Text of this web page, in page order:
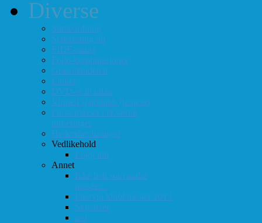
Diverse
Støtteordning
Sjakkrating.no
FIDE-rating
Follo-kombinasjoner
Grasrotandelen
Linker
DVD-er til utlån
Virtuell sjakklubb (lichess)
Førsteplasser i eksterne
turneringer
Hedersbevisninger
Vedlikehold
Logg inn
Annet
Ikke helt som andre
muséer...
Intervju klubbmester 2013
Skjemaer
test